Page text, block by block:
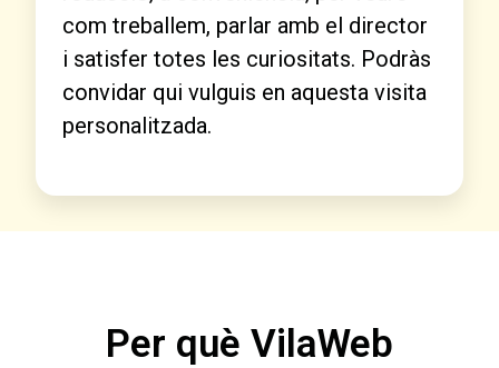
com treballem, parlar amb el director
i satisfer totes les curiositats. Podràs
convidar qui vulguis en aquesta visita
personalitzada.
Per què VilaWeb